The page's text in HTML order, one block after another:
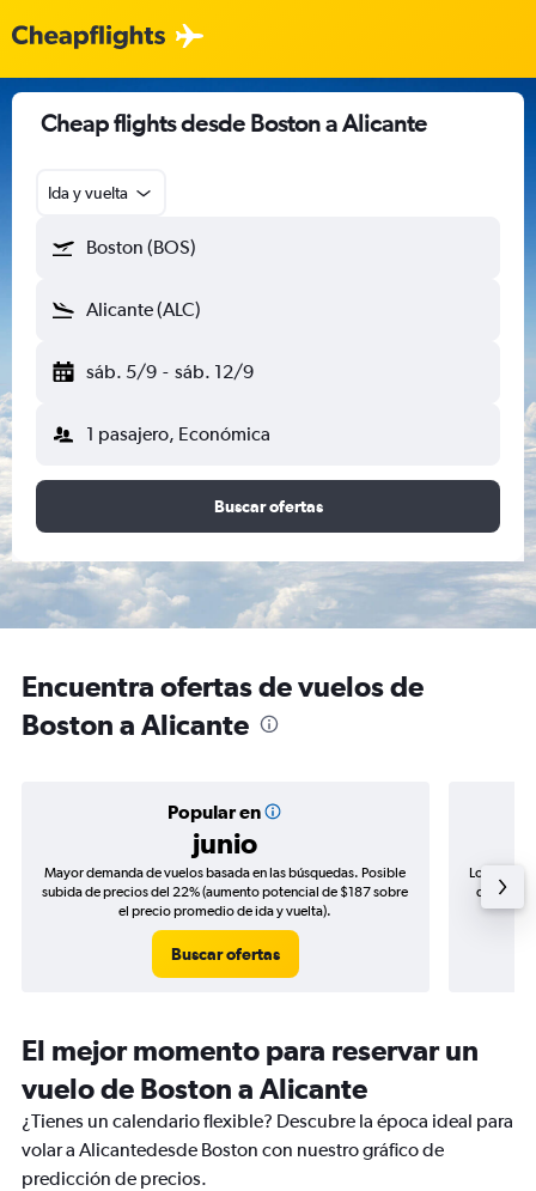
Cheap flights desde Boston a Alicante
Ida y vuelta
Boston (BOS)
Alicante (ALC)
sáb. 5/9 - sáb. 12/9
1 pasajero, Económica
Buscar ofertas
Encuentra ofertas de vuelos de
Boston a Alicante
Popular en
junio
Mayor demanda de vuelos basada en las búsquedas. Posible
subida de precios del 22% (aumento potencial de $187 sobre
el precio promedio de ida y vuelta).
Buscar ofertas
Los
de
El mejor momento para reservar un
vuelo de Boston a Alicante
¿Tienes un calendario flexible? Descubre la época ideal para
volar a Alicantedesde Boston con nuestro gráfico de
predicción de precios.